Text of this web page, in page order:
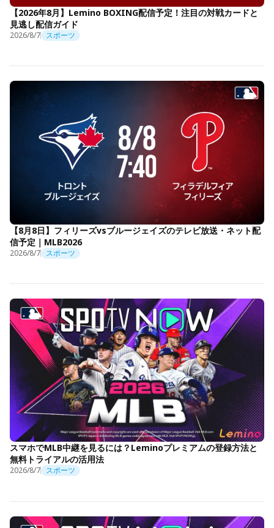
【2026年8月】Lemino BOXING配信予定！注目の対戦カードと
見逃し配信ガイド
2026/8/7 スポーツ
【8月8日】フィリーズvsブルージェイズのテレビ放送・ネット配
信予定｜MLB2026
2026/8/7 スポーツ
スマホでMLB中継を見るには？Leminoプレミアムの登録方法と
無料トライアルの活用法
2026/8/7 スポーツ